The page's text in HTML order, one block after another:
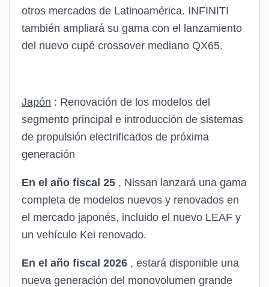
otros mercados de Latinoamérica. INFINITI
también ampliará su gama con el lanzamiento
del nuevo cupé crossover mediano QX65.
Japón : Renovación de los modelos del
segmento principal e introducción de sistemas
de propulsión electrificados de próxima
generación
En el año fiscal 25 , Nissan lanzará una gama
completa de modelos nuevos y renovados en
el mercado japonés, incluido el nuevo LEAF y
un vehículo Kei renovado.
En el año fiscal 2026 , estará disponible una
nueva generación del monovolumen grande